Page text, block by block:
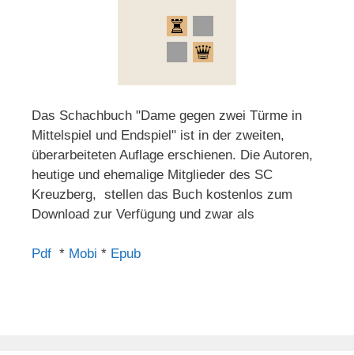
Das Schachbuch "Dame gegen zwei Türme in
Mittelspiel und Endspiel" ist in der zweiten,
überarbeiteten Auflage erschienen. Die Autoren,
heutige und ehemalige Mitglieder des SC
Kreuzberg, stellen das Buch kostenlos zum
Download zur Verfügung und zwar als
Pdf * Mobi * Epub